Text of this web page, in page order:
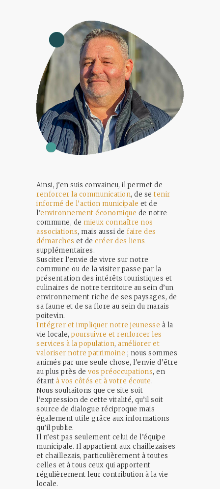
Ainsi, j’en suis convaincu, il permet de
renforcer la communication, de se tenir
informé de l’action municipale et de
l’environnement économique de notre
commune, de mieux connaître nos
associations, mais aussi de faire des
démarches et de créer des liens
supplémentaires.
Susciter l’envie de vivre sur notre
commune ou de la visiter passe par la
présentation des intérêts touristiques et
culinaires de notre territoire au sein d’un
environnement riche de ses paysages, de
sa faune et de sa flore au sein du marais
poitevin.
Intégrer et impliquer notre jeunesse à la
vie locale,poursuivre et renforcer les
services à la population, améliorer et
valoriser notre patrimoine ; nous sommes
animés par une seule chose, l’envie d’être
au plus près de vos préoccupations, en
étant à vos côtés et à votre écoute.
Nous souhaitons que ce site soit
l’expression de cette vitalité, qu’il soit
source de dialogue réciproque mais
également utile grâce aux informations
qu’il publie.
Il n’est pas seulement celui de l’équipe
municipale. Il appartient aux chaillezaises
et chaillezais, particulièrement à toutes
celles et à tous ceux qui apportent
régulièrement leur contribution à la vie
locale.